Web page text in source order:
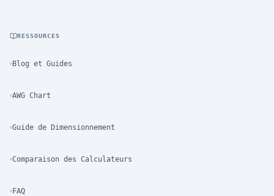
RESSOURCES
Blog et Guides
AWG Chart
Guide de Dimensionnement
Comparaison des Calculateurs
FAQ